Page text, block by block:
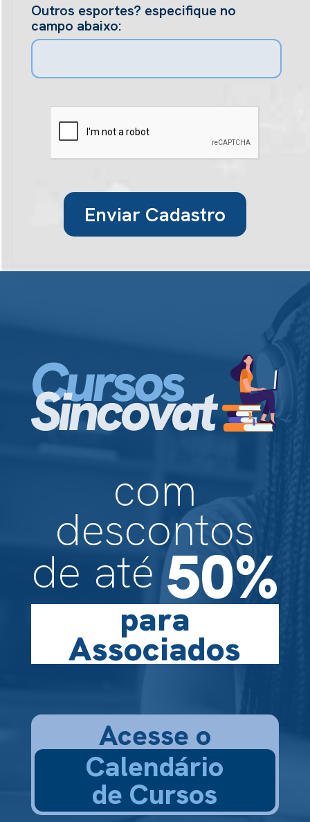
Outros esportes? especifique no
campo abaixo:
Enviar Cadastro
com
descontos
de até50%
para
Associados
Acesse o
Calendário
de Cursos